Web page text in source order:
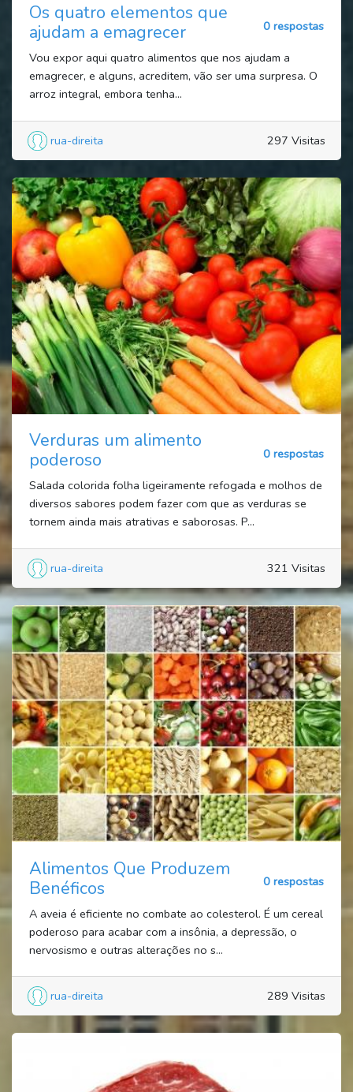
Os quatro elementos que
ajudam a emagrecer
0 respostas
Vou expor aqui quatro alimentos que nos ajudam a
emagrecer, e alguns, acreditem, vão ser uma surpresa. O
arroz integral, embora tenha...
rua-direita 297 Visitas
Verduras um alimento
poderoso
0 respostas
Salada colorida folha ligeiramente refogada e molhos de
diversos sabores podem fazer com que as verduras se
tornem ainda mais atrativas e saborosas. P...
rua-direita 321 Visitas
Alimentos Que Produzem
Benéficos
0 respostas
A aveia é eficiente no combate ao colesterol. É um cereal
poderoso para acabar com a insônia, a depressão, o
nervosismo e outras alterações no s...
rua-direita 289 Visitas